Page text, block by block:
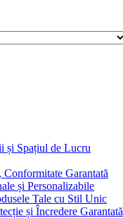
și Spațiul de Lucru
Garantată
și Personalizabile
Tale cu Stil Unic
și Încredere Garantată